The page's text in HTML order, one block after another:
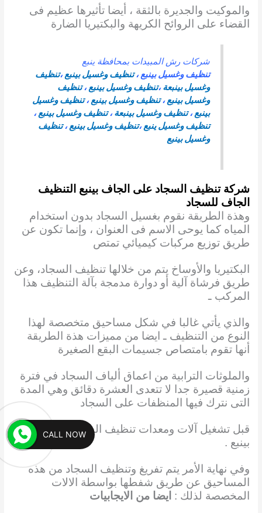
والموكيت والجديرة بالثقة ، أيضا تأثيرها عظيم فى
القضاء على الروائح الكريهة والبكتيريا الضارة
شركات رش المبيدات بمحافظة ينبع
تنظيف وغسيل بينبع،تنظيف وغسيل بينبع،تنظيف
وغسيل بينبعة،تنظيف وغسيل بينبع،تنظيف
وغسيل بينبع،تنظيف وغسيل بينبع،تنظيف وغسيل
بينبع،تنظيف وغسيل بينبعة،تنظيف وغسيل بينبع،
تنظيف وغسيل ينبع،تنظيف وغسيل بينبع،تنظيف
وغسيل بينبع
شركة تنظيف السجاد على الجاف بينبع التنظيف
الجاف للسجاد
وهذة الطريقة نقوم بغسيل السجاد بدون استخدام
المياه كما يوحى الاسم فى العنوان ، وإنما تكون عن
طريق توزيع مركبات كيميائي تمتص
البكتيريا والأوساخ يتم من خلالها تنظيف السجاد، وعن
طريق فرشاة آلية أو دوارة مدمجة بآلة التنظيف هذا
المركب ـ
والذي يأتي غالبا في شكل مساحيق متخصصة لهذا
النوع من التنظيف ـ ايضا من مميزات هذة الطريقة
أنها تقوم بامتصاص جسيمات البقع الصغيرة
والملوثات الترابية من اعماق ألياف السجاد في فترة
زمنية قصيرة جدا لا تتعدى العشرة دقائق وهي المدة
التى نترك فيها المنظفات على السجاد
قبل تشغيل آلات ومعدات تنظيف السجاد و الموكيت
بينبع .
وفي نهاية الأمر يتم تفريغ وتنظيف السجاد من هذه
المساحيق عن طريق شفطها بواسطة الالات
المخصصة لذلك : ايضا من الايجابيات
CALL NOW